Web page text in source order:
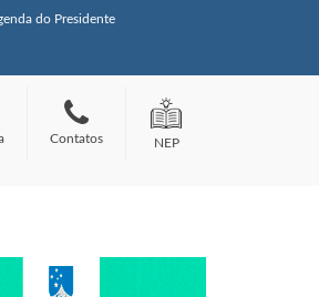
do Presidente
Contatos NEP